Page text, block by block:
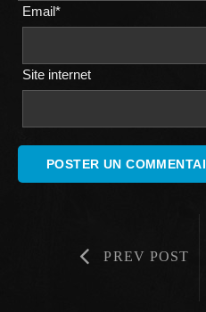
Email*
Site internet
PREV POST